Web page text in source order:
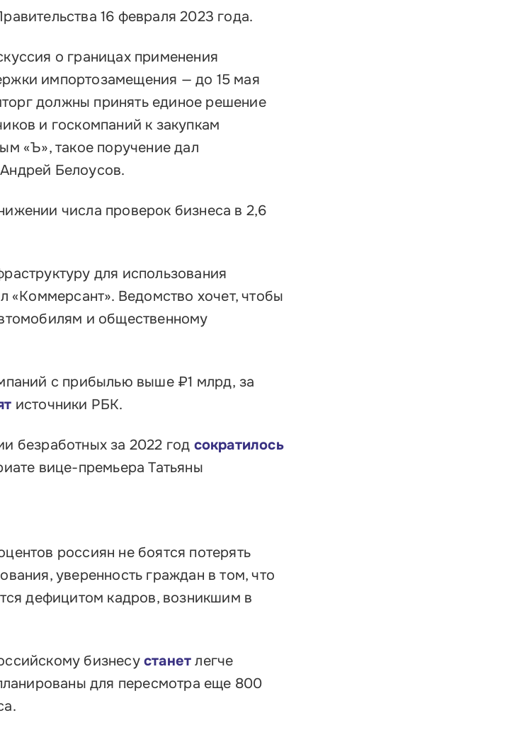
16 февраля 2023 года.
о границах применения
импортозамещения — до 15 мая
должны принять единое решение
и госкомпаний к закупкам
«Ъ», такое поручение дал
Белоусов.
числа проверок бизнеса в 2,6
для использования
«Коммерсант». Ведомство хочет, чтобы
и общественному
с прибылью выше ₽1 млрд, за
источники РБК.
безработных за 2022 год сократилось
вице-премьера Татьяны
россиян не боятся потерять
уверенность граждан в том, что
дефицитом кадров, возникшим в
бизнесу станет легче
для пересмотра еще 800